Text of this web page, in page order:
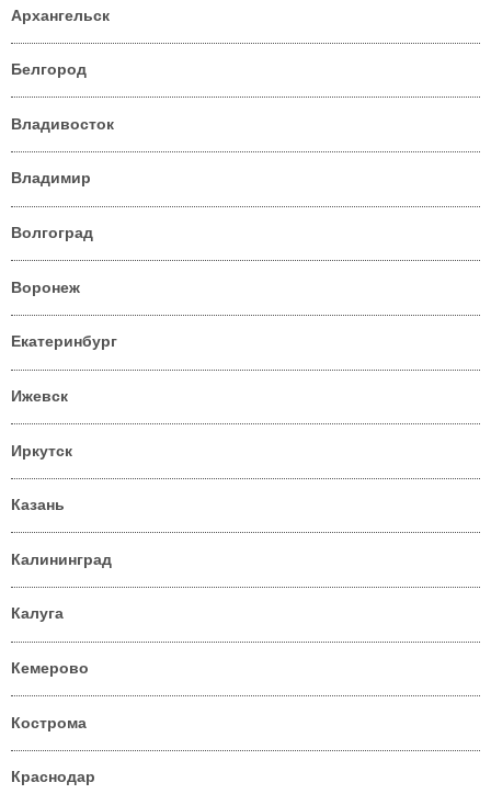
Архангельск
Белгород
Владивосток
Владимир
Волгоград
Воронеж
Екатеринбург
Ижевск
Иркутск
Казань
Калининград
Калуга
Кемерово
Кострома
Краснодар